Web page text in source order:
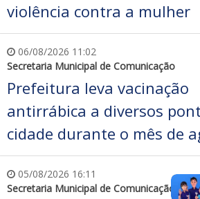
violência contra a mulher
06/08/2026 11:02
Secretaria Municipal de Comunicação
Prefeitura leva vacinação
antirrábica a diversos
cidade durante o mês de
05/08/2026 16:11
Secretaria Municipal de Comunicação